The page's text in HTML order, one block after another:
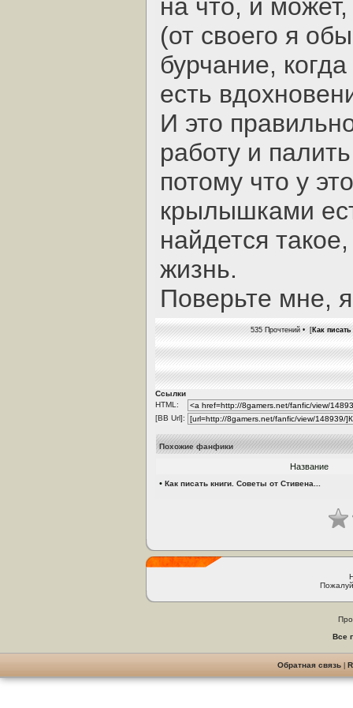
на что, и
(от своего я
бурчание,
есть
И это
работу и
потому что у
крылышками
найдется
жизнь.
Поверьте мне,
535 Прочтений • [ Как
Ссылки
HTML:
[BB Url]:
Похожие фанфики
Название
• Как писать книги. Советы от Стивена...
Все
Обратная связь